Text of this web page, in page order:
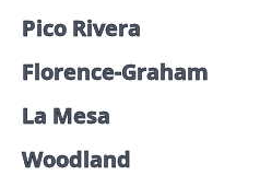
Pico Rivera
Florence-Graham
La Mesa
Woodland